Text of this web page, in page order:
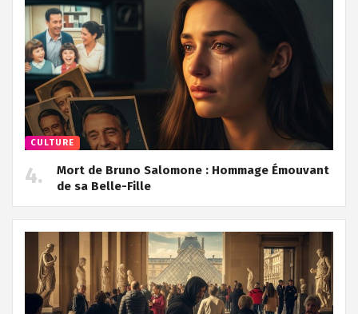
CULTURE
Mort de Bruno Salomone : Hommage Émouvant
de sa Belle-Fille